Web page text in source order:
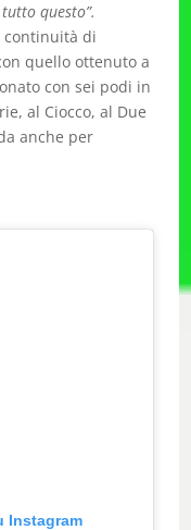
questo”.
continuità di
quello ottenuto a
con sei podi in
al Ciocco, al Due
anche per
Instagram